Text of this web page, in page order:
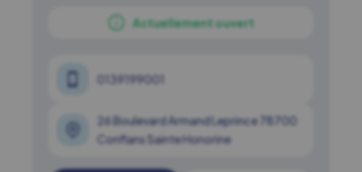
Actuellement ouvert
0139199001
26 Boulevard Armand Leprince 78700
Conflans Sainte Honorine